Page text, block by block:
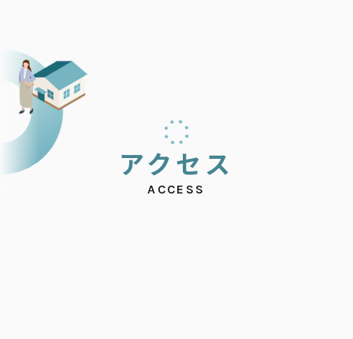
アクセ ス
ACCESS